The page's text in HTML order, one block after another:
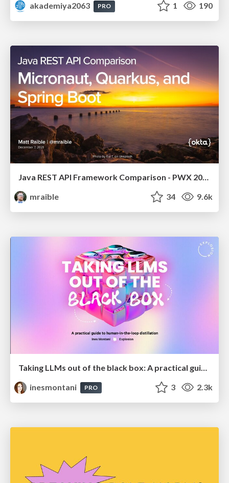
akademiya2063
PRO 1 190
Java REST API Framework Comparison - PWX 2021
mraible
34 9.6k
Taking LLMs out of the black box: A practical guide to human-in-the-loop distillation
inesmontani
PRO 3 2.3k